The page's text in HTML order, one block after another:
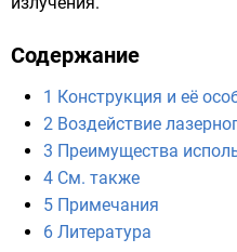
Содержание
1 Конструкция и её
2 Воздействие
3 Преимущества
4 См. также
5 Примечания
6 Литература